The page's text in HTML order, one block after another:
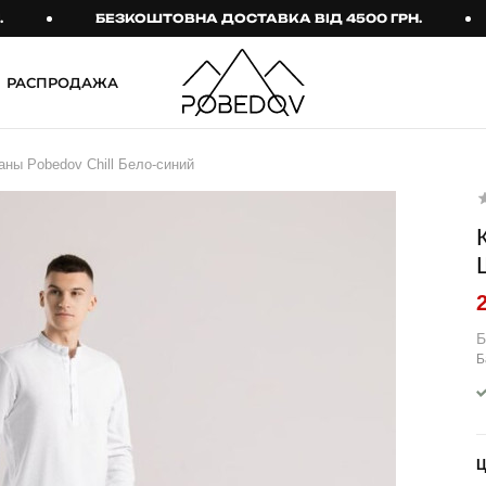
БЕЗКОШТОВНА ДОСТАВКА ВІД 4500 ГРН.
Брюки
Карго
Спортивні штани
Лосины
Куртка й штани
РАСПРОДАЖА
Pobedov Chill Бело-синий